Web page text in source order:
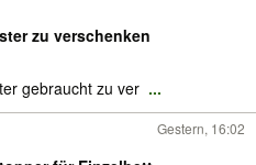
zu verschenken
gebraucht zu ver ...
Gestern, 16:02